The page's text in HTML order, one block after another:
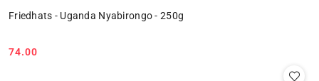
Friedhats - Uganda Nyabirongo - 250g
Cena:
74.00